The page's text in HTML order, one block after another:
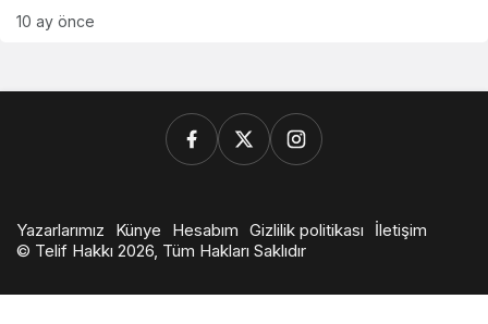
10 ay önce
Yazarlarımız Künye Hesabım Gizlilik politikası
İletişim
© Telif Hakkı 2026, Tüm Hakları Saklıdır